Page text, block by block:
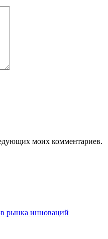
моих комментариев.
рынка инноваций